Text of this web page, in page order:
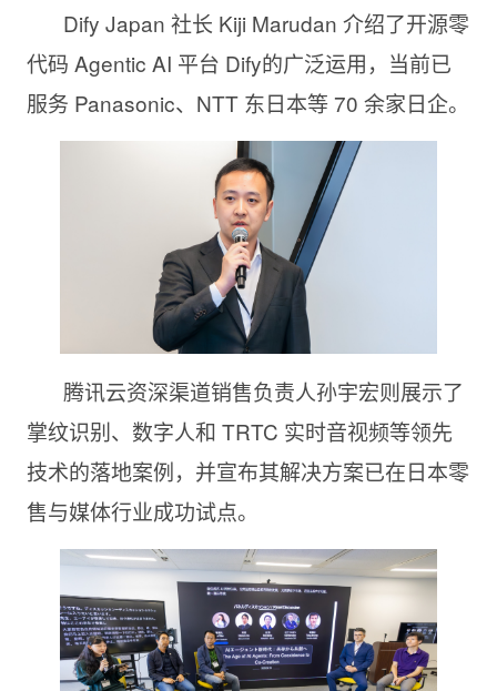
Dify Japan 社长 Kiji Marudan 介绍了开源零
代码 Agentic AI 平台 Dify的广泛运用，当前已
服务 Panasonic、NTT 东日本等 70 余家日企。
腾讯云资深渠道销售负责人孙宇宏则展示了
掌纹识别、数字人和 TRTC 实时音视频等领先
技术的落地案例，并宣布其解决方案已在日本零
售与媒体行业成功试点。